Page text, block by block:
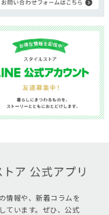
情報や、新着コラムを
ています。ぜひ、公式